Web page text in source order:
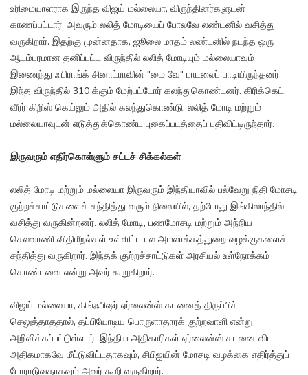
உரிமையாளராக இருந்த விஜய் மல்லையா, விருந்தினர்களுடன்
காணப்பட்டார். அவரும் லலித் மோடியைப் போலவே லண்டனில் வசித்து
வருகிறார். இதற்கு முன்னதாக, ஜூலை மாதம் லண்டனில் நடந்த ஒரு
ஆடம்பரமான தனிப்பட்ட விருந்தில் லலித் மோடியும் மல்லையாவும்
இணைந்து ஃபிராங்க் சினாட்ராவின் "மை வே" பாடலைப் பாடியிருந்தனர்.
இந்த விருந்தில் 310 க்கும் மேற்பட்டோர் கலந்துகொண்டனர். கிரிக்கெட்
வீரர் கிறிஸ் கெய்லும் அதில் கலந்துகொண்டு, லலித் மோடி மற்றும்
மல்லையாவுடன் எடுத்துக்கொண்ட புகைப்படத்தைப் பதிவிட்டிருந்தார்.
இருவரும் எதிர்கொள்ளும் சட்டச் சிக்கல்கள்
லலித் மோடி மற்றும் மல்லையா இருவரும் இந்தியாவில் பல்வேறு நிதி மோசடி
குற்றச்சாட்டுகளைச் சந்தித்து வரும் நிலையில், தற்போது இங்கிலாந்தில்
வசித்து வருகின்றனர். லலித் மோடி, பணமோசடி மற்றும் அந்நிய
செலவாணி விதிமீறல்கள் உள்ளிட்ட பல அமலாக்கத்துறை வழக்குகளைச்
சந்தித்து வருகிறார். இந்தக் குற்றச்சாட்டுகள் அரசியல் உள்நோக்கம்
கொண்டவை என்று அவர் கூறுகிறார்.
விஜய் மல்லையா, கிங்ஃபிஷர் ஏர்லைன்ஸ் கடனைத் திருப்பிச்
செலுத்தாததால், தப்பியோடிய பொருளாதாரக் குற்றவாளி என்று
அறிவிக்கப்பட்டுள்ளார். இந்திய அதிகாரிகள் ஏர்லைன்ஸ் கடனை விட
அதிகமாகவே மீட்டுவிட்டதாகவும், சிபிஐயின் மோசடி வழக்கை எதிர்த்துப்
போராடுவதாகவும் அவர் கூறி வருகிறார்.